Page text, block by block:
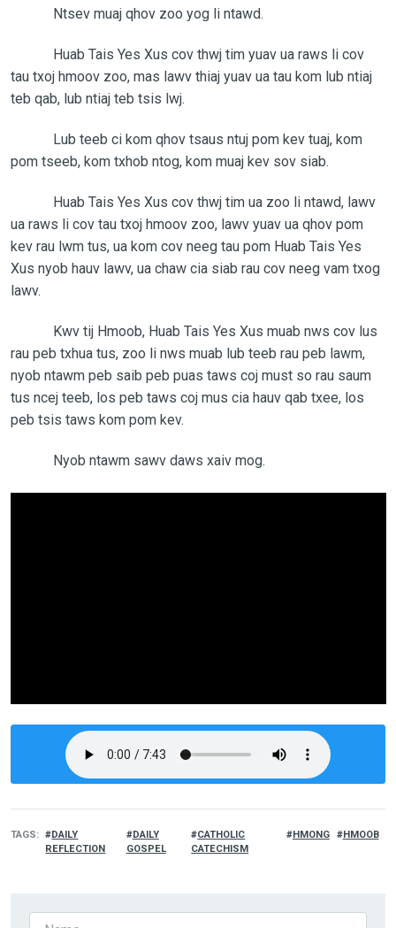
Ntsev muaj qhov zoo yog li ntawd.
Huab Tais Yes Xus cov thwj tim yuav ua raws li cov
tau txoj hmoov zoo, mas lawv thiaj yuav ua tau kom lub ntiaj
teb qab, lub ntiaj teb tsis lwj.
Lub teeb ci kom qhov tsaus ntuj pom kev tuaj, kom
pom tseeb, kom txhob ntog, kom muaj kev sov siab.
Huab Tais Yes Xus cov thwj tim ua zoo li ntawd, lawv
ua raws li cov tau txoj hmoov zoo, lawv yuav ua qhov pom
kev rau lwm tus, ua kom cov neeg tau pom Huab Tais Yes
Xus nyob hauv lawv, ua chaw cia siab rau cov neeg vam txog
lawv.
Kwv tij Hmoob, Huab Tais Yes Xus muab nws cov lus
rau peb txhua tus, zoo li nws muab lub teeb rau peb lawm,
nyob ntawm peb saib peb puas taws coj must so rau saum
tus ncej teeb, los peb taws coj mus cia hauv qab txee, los
peb tsis taws kom pom kev.
Nyob ntawm sawv daws xaiv mog.
TAGS
DAILY
REFLECTION
DAILY
GOSPEL
CATHOLIC
CATECHISM
HMONG HMOOB